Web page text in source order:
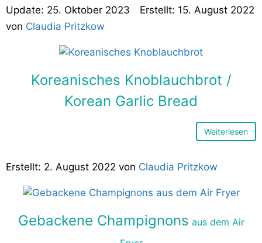
25. Oktober 2023
15. August 2022
von Claudia Pritzkow
Koreanisches Knoblauchbrot /
Korean Garlic Bread
Weiterlesen
2. August 2022 von Claudia Pritzkow
Gebackene Champignons aus dem Air